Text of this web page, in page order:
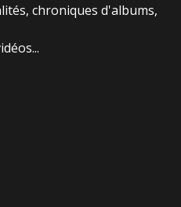
chroniques d'albums,